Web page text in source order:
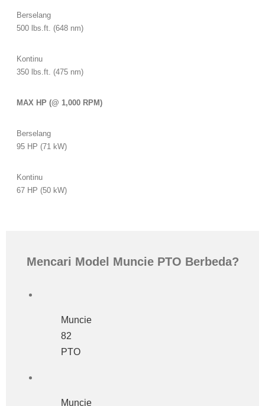
Berselang
500 lbs.ft. (648 nm)
Kontinu
350 lbs.ft. (475 nm)
MAX HP (@ 1,000 RPM)
Berselang
95 HP (71 kW)
Kontinu
67 HP (50 kW)
Mencari Model Muncie PTO Berbeda?
Muncie
82
PTO
Muncie